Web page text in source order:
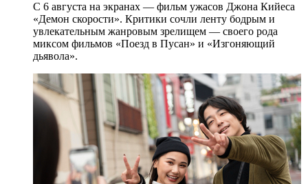
С 6 августа на экранах — фильм ужасов Джона Кийеса
«Демон скорости». Критики сочли ленту бодрым и
увлекательным жанровым зрелищeм — своего рода
миксом фильмов «Поезд в Пусан» и «Изгоняющий
дьявола».